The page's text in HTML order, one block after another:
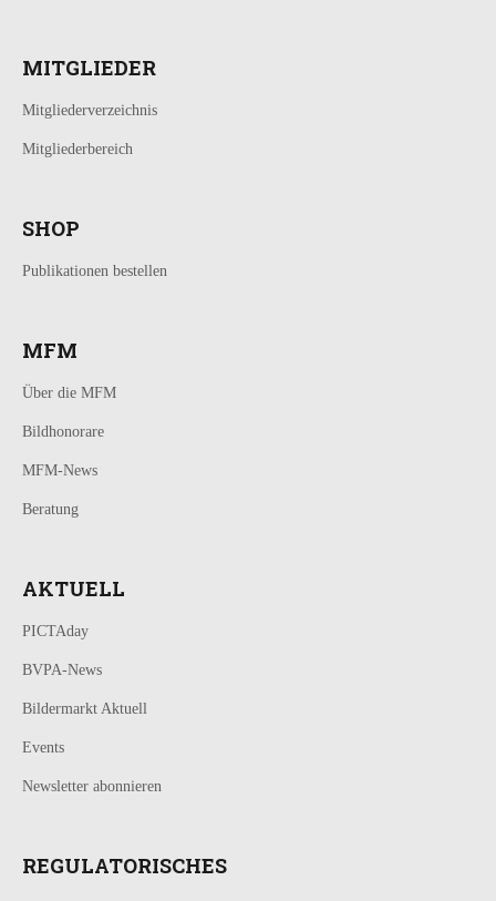
MITGLIEDER
Mitgliederverzeichnis
Mitgliederbereich
SHOP
Publikationen bestellen
MFM
Über die MFM
Bildhonorare
MFM-News
Beratung
AKTUELL
PICTAday
BVPA-News
Bildermarkt Aktuell
Events
Newsletter abonnieren
REGULATORISCHES